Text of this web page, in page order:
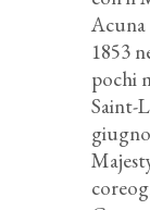
1853
pochi
Saint-